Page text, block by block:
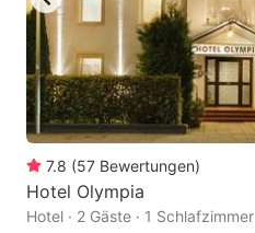
7.8 (57 Bewertungen)
Hotel Olympia
Hotel · 2 Gäste · 1 Schlafzimmer